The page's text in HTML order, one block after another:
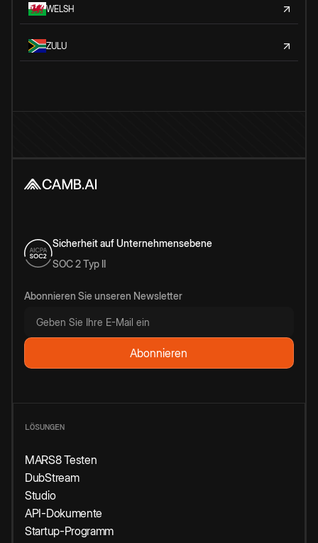
WELSH
ZULU
Sicherheit auf Unternehmensebene
SOC 2 Typ II
Abonnieren Sie unseren Newsletter
LÖSUNGEN
MARS8 Testen
DubStream
Studio
API-Dokumente
Startup-Programm